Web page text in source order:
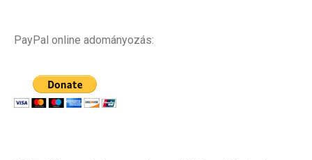
PayPal online adományozás: